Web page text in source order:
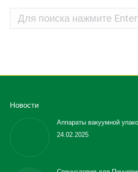
Новости
Аппараты вакуумной
24.02.2025